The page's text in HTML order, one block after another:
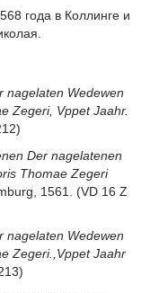
года в Коллинге и
nagelaten Wedewen
Zegeri, Vppet Jaahr.
Der nagelatenen
Thomae Zegeri
1561. (VD 16 Z
nagelaten Wedewen
Zegeri.,Vppet Jaahr